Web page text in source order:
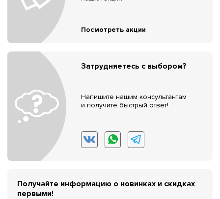
Посмотреть акции
Затрудняетесь с выбором?
Напишите нашим консультантам
и получите быстрый ответ!
Получайте информацию о новинках и скидках
первыми!